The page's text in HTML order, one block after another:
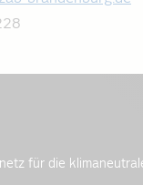
für die